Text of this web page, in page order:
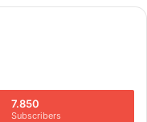
7.850
Subscribers